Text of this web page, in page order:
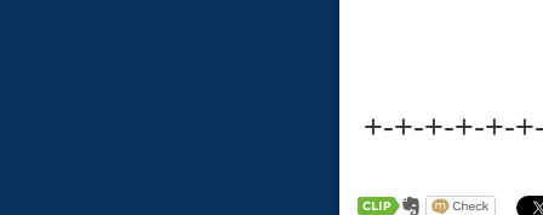
+-+-+-+-+-